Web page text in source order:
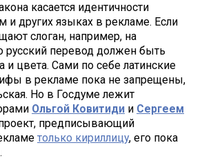
касается идентичности
и других языках в рекламе. Если
слоган, например, на
русский перевод должен быть
и цвета. Сами по себе латинские
в рекламе пока не запрещены,
Но в Госдуме лежит
Ольгой Ковитиди и Сергеем
предписывающий
только кириллицу, его пока